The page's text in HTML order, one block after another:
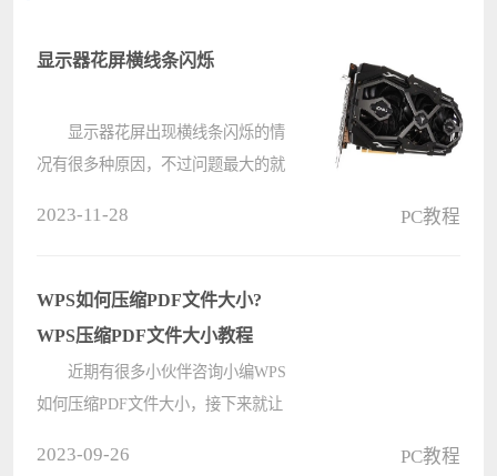
显示器花屏横线条闪烁
显示器花屏出现横线条闪烁的情
况有很多种原因，不过问题最大的就
现硬件损坏情况。 显示器花屏
横????
2023-11-28 PC教程
WPS如何压缩PDF文件大小?
WPS压缩PDF文件大小教程
近期有很多小伙伴咨询小编WPS
如何压缩PDF文件大小，接下来就让
2023-09-26 PC教程